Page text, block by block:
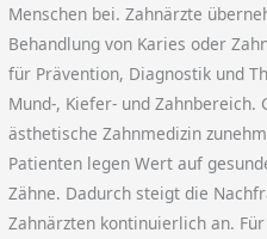
Menschen bei. Zahnärzte
Behandlung von Karies oder
für Prävention, Diagnostik und
Mund-, Kiefer- und Zahnbereich.
ästhetische Zahnmedizin
Patienten legen Wert auf
Zähne. Dadurch steigt die
Zahnärzten kontinuierlich an.